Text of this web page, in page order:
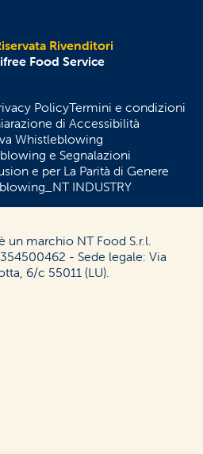
Rivenditori
Food Service
PolicyTermini e condizioni
di Accessibilità
Whistleblowing
e Segnalazioni
e per La Parità di Genere
INDUSTRY
marchio NT Food S.r.l.
- Sede legale: Via
6/c 55011 (LU).